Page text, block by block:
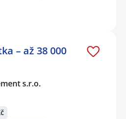
– až 38 000
s.r.o.